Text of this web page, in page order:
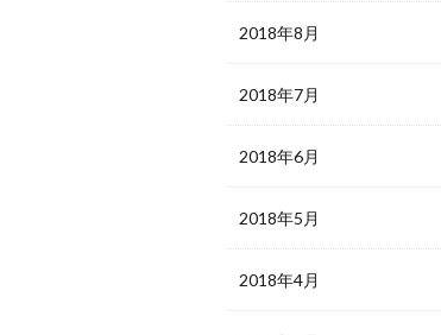
2018年8月
2018年7月
2018年6月
2018年5月
2018年4月